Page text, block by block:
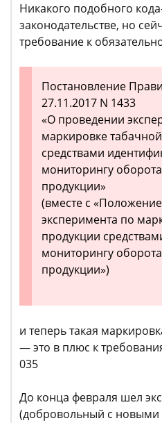
Никакого подобного
законодательстве, но
требование к
Постановление
27.11.2017 N 1433
«О проведении
маркировке
средствами
мониторингу
продукции»
(вместе с
эксперимента по
продукции
мониторингу
продукции»)
и теперь такая
— это в плюс к
035
До конца февраля шел
(добровольный с